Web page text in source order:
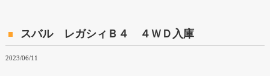
スバル レガシィＢ４ ４ＷＤ入庫
2023/06/11